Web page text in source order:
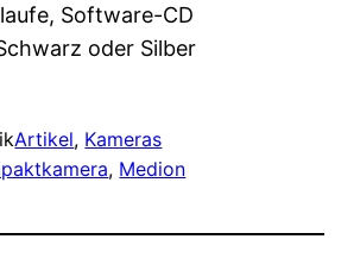
Software-CD
oder Silber
Artikel, Kameras
, Medion